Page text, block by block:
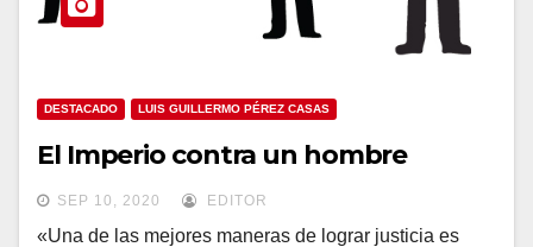
DESTACADO LUIS GUILLERMO PÉREZ CASAS
El Imperio contra un hombre
SEP 10, 2020 EDITOR
«Una de las mejores maneras de lograr justicia es